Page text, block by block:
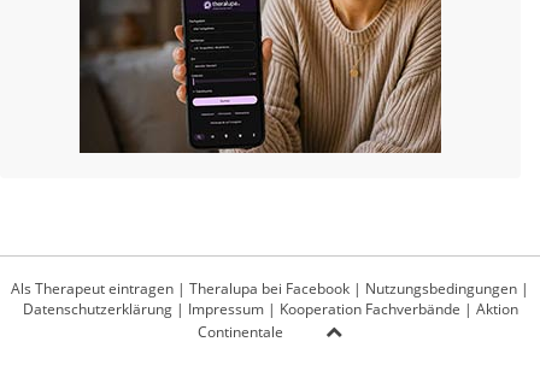
Als Therapeut eintragen | Theralupa bei Facebook | Nutzungsbedingungen |
Datenschutzerklärung| Impressum| Kooperation Fachverbände | Aktion
Continentale